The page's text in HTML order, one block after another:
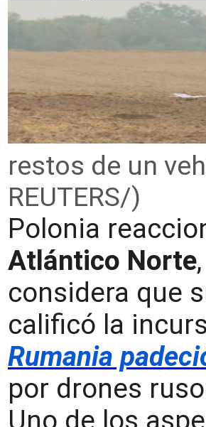
restos de un
REUTERS/)
Polonia
Atlántico Norte
considera que
calificó la
Rumania
por drones
Uno de los